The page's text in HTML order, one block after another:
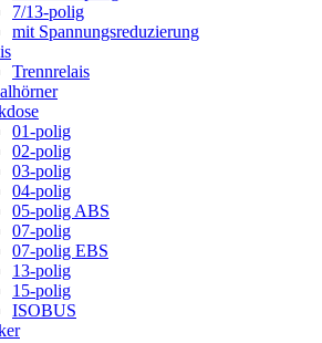
7/13-polig
mit Spannungsreduzierung
Trennrelais
01-polig
02-polig
03-polig
04-polig
05-polig ABS
07-polig
07-polig EBS
13-polig
15-polig
ISOBUS